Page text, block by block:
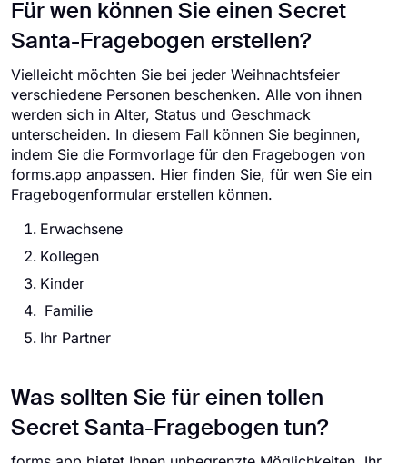
Für wen können Sie einen Secret
Santa-Fragebogen erstellen?
Vielleicht möchten Sie bei jeder Weihnachtsfeier
verschiedene Personen beschenken. Alle von ihnen
werden sich in Alter, Status und Geschmack
unterscheiden. In diesem Fall können Sie beginnen,
indem Sie die Formvorlage für den Fragebogen von
forms.app anpassen. Hier finden Sie, für wen Sie ein
Fragebogenformular erstellen können.
Erwachsene
Kollegen
Kinder
Familie
Ihr Partner
Was sollten Sie für einen tollen
Secret Santa-Fragebogen tun?